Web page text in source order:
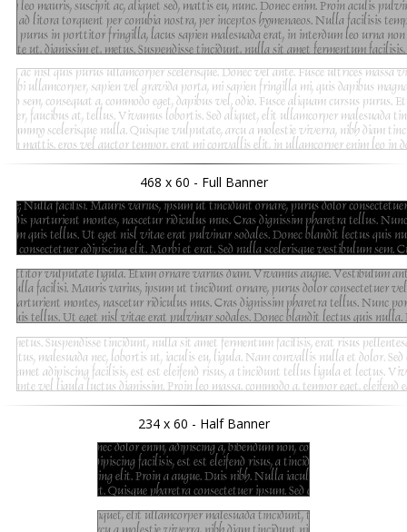
468 x 60 - Full Banner
234 x 60 - Half Banner